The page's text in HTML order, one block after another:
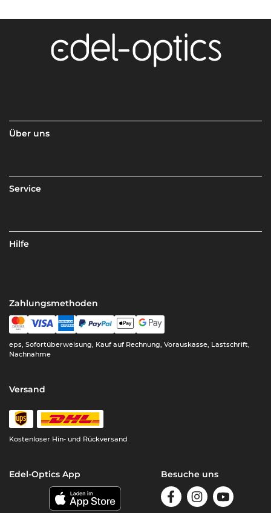
Über uns
Service
Hilfe
Zahlungsmethoden
eps, Sofortüberweisung, Kauf auf Rechnung, Vorauskasse, Lastschrift,
Nachnahme
Versand
Kostenloser Hin- und Rückversand
Edel-Optics App Besuche uns